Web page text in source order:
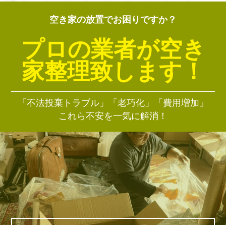
空き家の放置でお困りですか？
プロの業者が空き
家整理致します！
「不法投棄トラブル」「老巧化」「費用増加」
これら不安を一気に解消！